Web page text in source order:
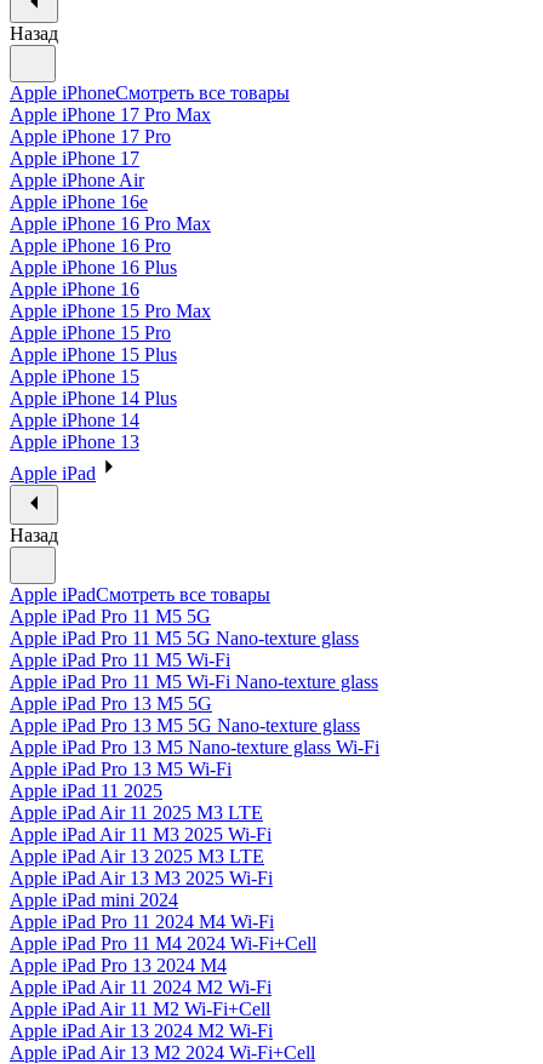
Назад
Apple iPhoneСмотреть все товары
Apple iPhone 17 Pro Max
Apple iPhone 17 Pro
Apple iPhone 17
Apple iPhone Air
Apple iPhone 16e
Apple iPhone 16 Pro Max
Apple iPhone 16 Pro
Apple iPhone 16 Plus
Apple iPhone 16
Apple iPhone 15 Pro Max
Apple iPhone 15 Pro
Apple iPhone 15 Plus
Apple iPhone 15
Apple iPhone 14 Plus
Apple iPhone 14
Apple iPhone 13
Apple iPad
Назад
Apple iPadСмотреть все товары
Apple iPad Pro 11 M5 5G
Apple iPad Pro 11 M5 5G Nano-texture glass
Apple iPad Pro 11 M5 Wi-Fi
Apple iPad Pro 11 M5 Wi-Fi Nano-texture glass
Apple iPad Pro 13 M5 5G
Apple iPad Pro 13 M5 5G Nano-texture glass
Apple iPad Pro 13 M5 Nano-texture glass Wi-Fi
Apple iPad Pro 13 M5 Wi-Fi
Apple iPad 11 2025
Apple iPad Air 11 2025 M3 LTE
Apple iPad Air 11 M3 2025 Wi-Fi
Apple iPad Air 13 2025 M3 LTE
Apple iPad Air 13 M3 2025 Wi-Fi
Apple iPad mini 2024
Apple iPad Pro 11 2024 M4 Wi-Fi
Apple iPad Pro 11 M4 2024 Wi-Fi+Cell
Apple iPad Pro 13 2024 M4
Apple iPad Air 11 2024 M2 Wi-Fi
Apple iPad Air 11 M2 Wi-Fi+Cell
Apple iPad Air 13 2024 M2 Wi-Fi
Apple iPad Air 13 M2 2024 Wi-Fi+Cell